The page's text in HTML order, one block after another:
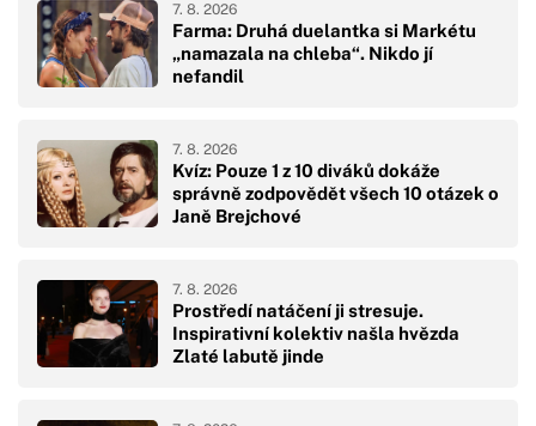
Farma: Druhá duelantka si Markétu
„namazala na chleba“. Nikdo jí
nefandil
7. 8. 2026
Kvíz: Pouze 1 z 10 diváků dokáže
správně zodpovědět všech 10 otázek o
Janě Brejchové
7. 8. 2026
Prostředí natáčení ji stresuje.
Inspirativní kolektiv našla hvězda
Zlaté labutě jinde
7. 8. 2026